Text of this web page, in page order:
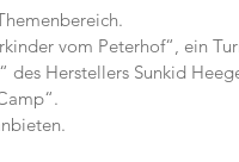
vom Peterhof“, ein
des Herstellers Sunkid
anbieten.